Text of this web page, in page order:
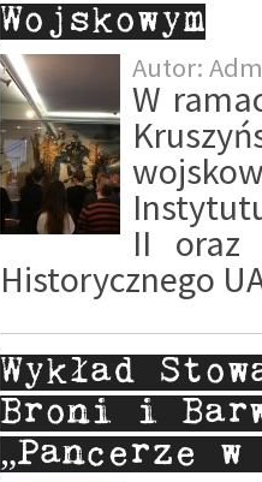
Wojskowym
Autor:
W
II oraz
Historycznego
Wykład
Broni i
„Pancerze